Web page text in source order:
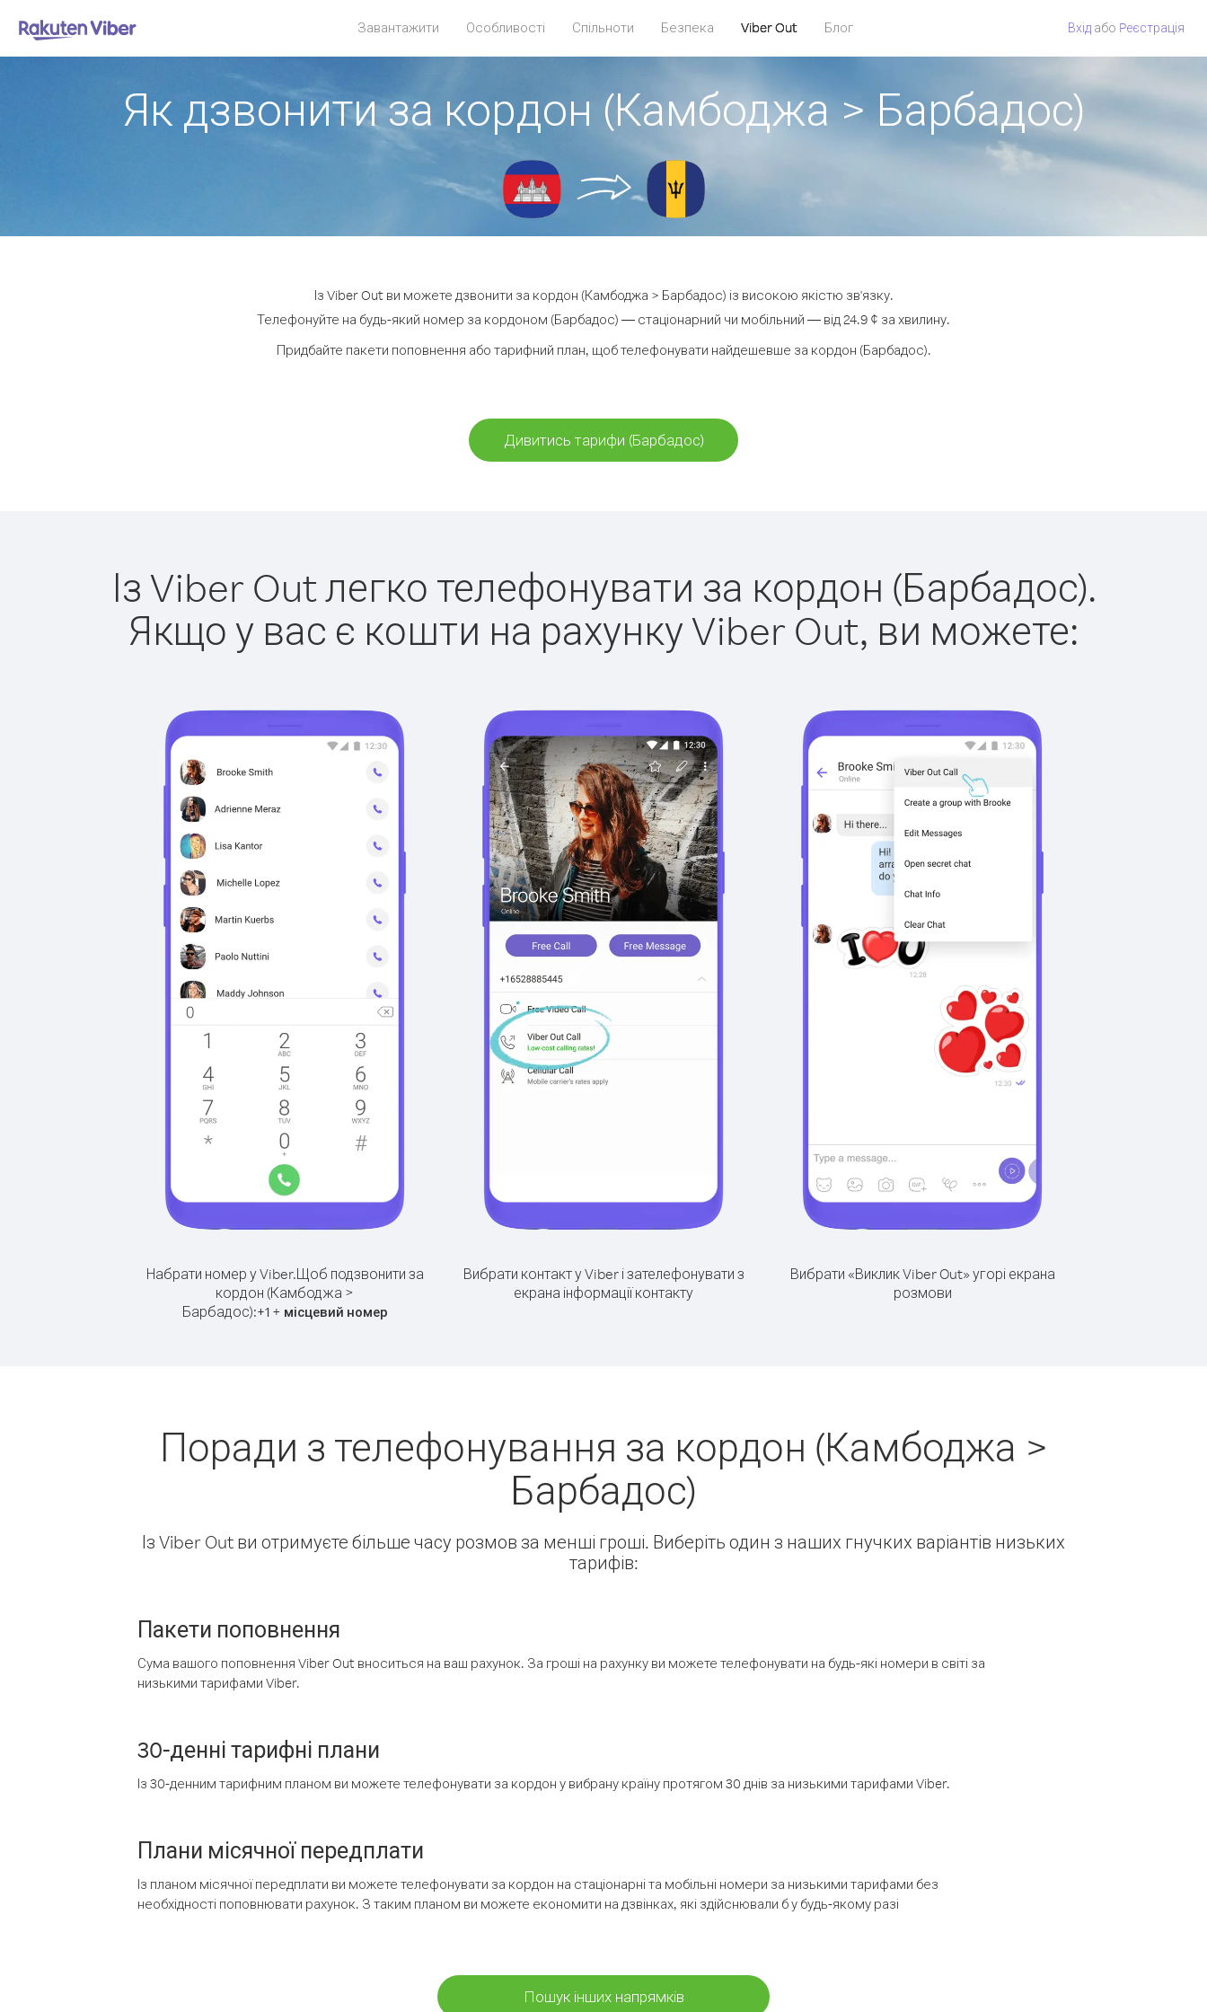
Завантажити Особливості Спільноти Безпека Viber Out Блог Вхід або Pеєстрація
Як дзвонити за кордон (Камбоджа > Барбадос)
Із Viber Out ви можете дзвонити за кордон (Камбоджа > Барбадос) із високою якістю зв'язку.
Телефонуйте на будь-який номер за кордоном (Барбадос) — стаціонарний чи мобільний — від 24.9 ¢ за хвилину.
Придбайте пакети поповнення або тарифний план, щоб телефонувати найдешевше за кордон (Барбадос).
Дивитись тарифи (Барбадос)
Із Viber Out легко телефонувати за кордон (Барбадос).
Якщо у вас є кошти на рахунку Viber Out, ви можете:
Набрати номер у Viber.Щоб подзвонити за
кордон (Камбоджа >
Барбадос):+1+ місцевий номер
Вибрати контакт у Viber і зателефонувати з
екрана інформації контакту
Вибрати «Виклик Viber Out» угорі екрана
розмови
Поради з телефонування за кордон (Камбоджа >
Барбадос)
Із Viber Out ви отримуєте більше часу розмов за менші гроші. Виберіть один з наших гнучких варіантів низьких
тарифів:
Пакети поповнення
Сума вашого поповнення Viber Out вноситься на ваш рахунок. За гроші на рахунку ви можете телефонувати на будь-які номери в світі за
низькими тарифами Viber.
30-денні тарифні плани
Із 30-денним тарифним планом ви можете телефонувати за кордон у вибрану країну протягом 30 днів за низькими тарифами Viber.
Плани місячної передплати
Із планом місячної передплати ви можете телефонувати за кордон на стаціонарні та мобільні номери за низькими тарифами без
необхідності поповнювати рахунок. З таким планом ви можете економити на дзвінках, які здійснювали б у будь-якому разі
Пошук інших напрямків